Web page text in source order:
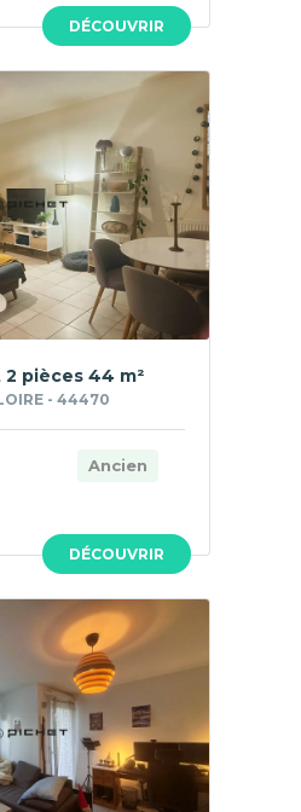
DÉCOUVRIR
DÉCOUVRIR
pièces 44 m²
- 44470
Ancien